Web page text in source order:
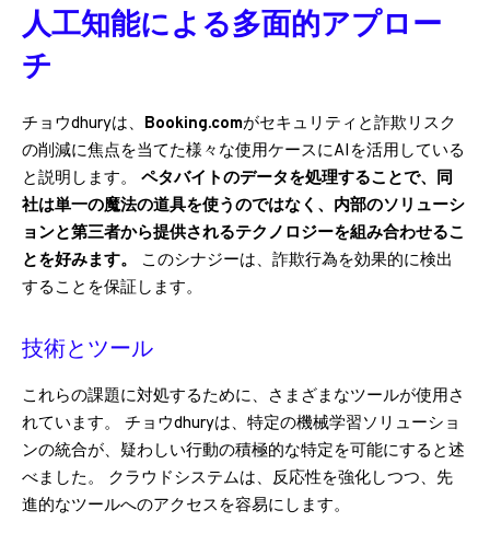
人工知能による多面的アプロー
チ
チョウdhuryは、 Booking.comがセキュリティと詐欺リスク
の削減に焦点を当てた様々な使用ケースにAIを活用している
と説明します。 ペタバイトのデータを処理することで、同
社は単一の魔法の道具を使うのではなく、内部のソリューシ
ョンと第三者から提供されるテクノロジーを組み合わせるこ
とを好みます。
このシナジーは、詐欺行為を効果的に検出
することを保証します。
技術とツール
これらの課題に対処するために、さまざまなツールが使用さ
れています。 チョウdhuryは、特定の機械学習ソリューショ
ンの統合が、疑わしい行動の積極的な特定を可能にすると述
べました。 クラウドシステムは、反応性を強化しつつ、先
進的なツールへのアクセスを容易にします。